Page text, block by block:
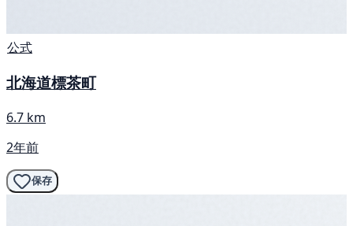
公式
北海道標茶町
6.7 km
2年前
保存